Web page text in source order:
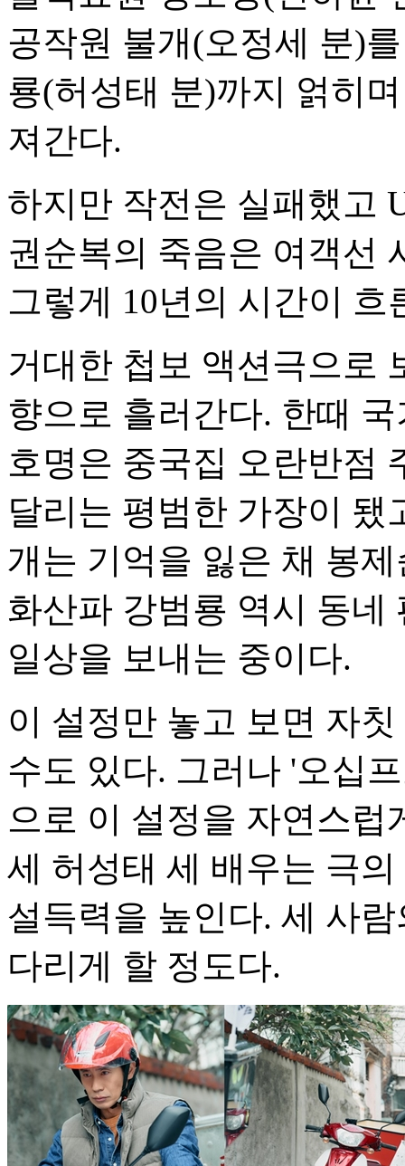
공작원 불개(오정세 분)
룡(허성태 분)까지 얽히
져간다.
하지만 작전은 실패했고
권순복의 죽음은 여객선
그렇게 10년의 시간이 흐
거대한 첩보 액션극으로
향으로 흘러간다. 한때
호명은 중국집 오란반점
달리는 평범한 가장이
개는 기억을 잃은 채 봉
화산파 강범룡 역시 동네
일상을 보내는 중이다.
이 설정만 놓고 보면 자
수도 있다. 그러나 '오십
으로 이 설정을 자연스럽
세 허성태 세 배우는 극
설득력을 높인다. 세 사
다리게 할 정도다.